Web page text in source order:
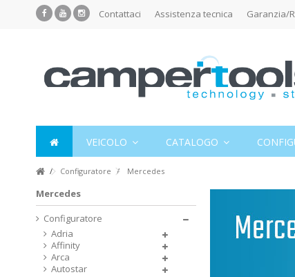
Contattaci Assistenza tecnica Garanzia/
VEICOLO CATALOGO
Configuratore Mercedes
Mercedes
Configuratore
Adria
Affinity
Arca
Autostar